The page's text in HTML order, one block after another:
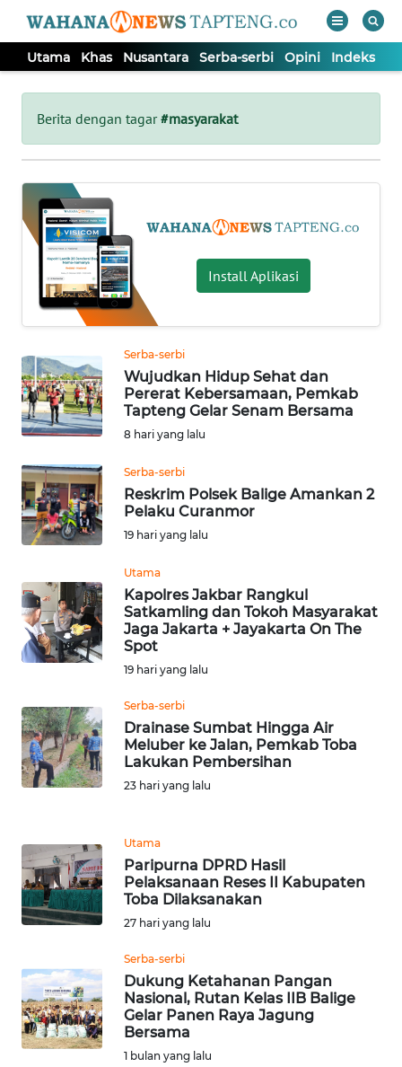
Utama Khas Nusantara Serba-serbi Opini Indeks
Berita dengan tagar#masyarakat
Install Aplikasi
Serba-serbi
Wujudkan Hidup Sehat dan
Pererat Kebersamaan, Pemkab
Tapteng Gelar Senam Bersama
8 hari yang lalu
Serba-serbi
Reskrim Polsek Balige Amankan 2
Pelaku Curanmor
19 hari yang lalu
Utama
Kapolres Jakbar Rangkul
Satkamling dan Tokoh Masyarakat
Jaga Jakarta + Jayakarta On The
Spot
19 hari yang lalu
Serba-serbi
Drainase Sumbat Hingga Air
Meluber ke Jalan, Pemkab Toba
Lakukan Pembersihan
23 hari yang lalu
Utama
Paripurna DPRD Hasil
Pelaksanaan Reses II Kabupaten
Toba Dilaksanakan
27 hari yang lalu
Serba-serbi
Dukung Ketahanan Pangan
Nasional, Rutan Kelas IIB Balige
Gelar Panen Raya Jagung
Bersama
1 bulan yang lalu
Tutup
UTAMA
KHAS
NUSANTARA
SERBA-
SERBI
OPINI
Informasi
INDEKS
BERITA
KONTAK
INFO
IKLAN
TENTANG
PEDOMAN
MEDIA
SIBER
KARIR
DISCLAIMER
News
Regional
WN